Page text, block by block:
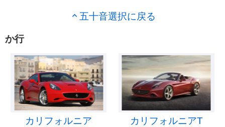
五十音選択に戻る
か行
カリフォルニア カリフォルニアT